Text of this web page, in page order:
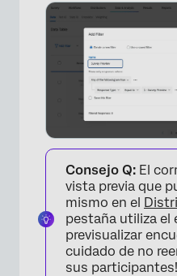
Consejo Q: El
vista previa que
mismo en el
pestaña utiliza el
previsualizar
cuidado de no
sus participantes!